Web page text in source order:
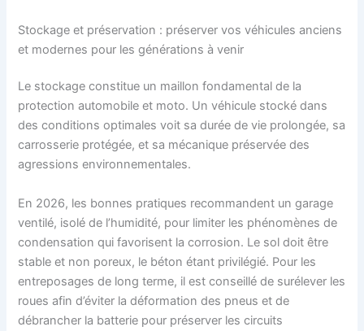
Stockage et préservation : préserver vos véhicules anciens
et modernes pour les générations à venir
Le stockage constitue un maillon fondamental de la
protection automobile et moto. Un véhicule stocké dans
des conditions optimales voit sa durée de vie prolongée, sa
carrosserie protégée, et sa mécanique préservée des
agressions environnementales.
En 2026, les bonnes pratiques recommandent un garage
ventilé, isolé de l’humidité, pour limiter les phénomènes de
condensation qui favorisent la corrosion. Le sol doit être
stable et non poreux, le béton étant privilégié. Pour les
entreposages de long terme, il est conseillé de surélever les
roues afin d’éviter la déformation des pneus et de
débrancher la batterie pour préserver les circuits